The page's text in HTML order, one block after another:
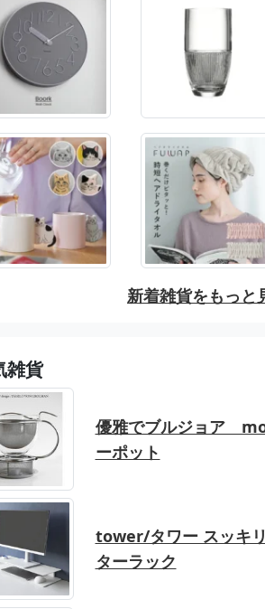
新着雑貨をもっと
雑貨
優雅でブルジョア
ーポット
tower/タワー スッキ
ターラック